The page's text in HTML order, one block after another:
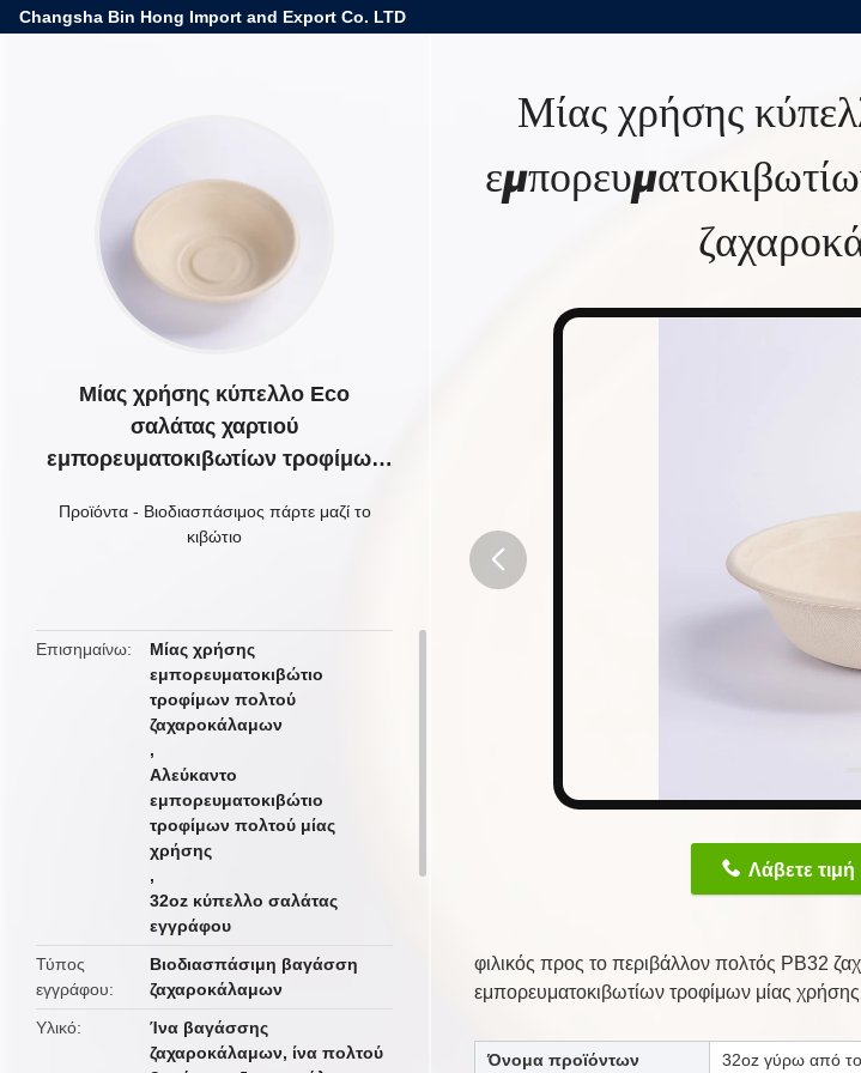
Changsha Bin Hong Import and Export Co. LTD
Μίας χρήσης κύπελλο Eco
σαλάτας χαρτιού
εμπορευματοκιβωτίων τροφίμων
φιλικό
Προϊόντα- Βιοδιασπάσιμος πάρτε μαζί το
κιβώτιο
Επισημαίνω
Μίας χρήσης
εμπορευματοκιβώτιο
τροφίμων πολτού
ζαχαροκάλαμων
,
Αλεύκαντο
εμπορευματοκιβώτιο
τροφίμων πολτού μίας
χρήσης
,
32oz κύπελλο σαλάτας
εγγράφου
Τύπος
εγγράφου
Βιοδιασπάσιμη βαγάσση
ζαχαροκάλαμων
Υλικό
Ίνα βαγάσσης
ζαχαροκάλαμων, ίνα πολτού
Μίας χρήσης
Λάβετε τιμή
φιλικός προς το περιβάλλον πολτός PB32
εμπορευματοκιβωτίων τροφίμων μίας χρήσης
Όνομα προϊόντων 32oz γύρω από